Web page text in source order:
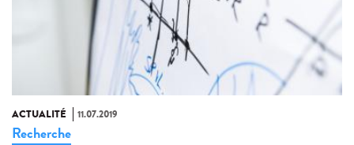
ACTUALITÉ 11.07.2019
Recherche